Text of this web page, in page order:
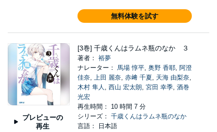
無料体験を試す
プレビューの
再生
[3巻] 千歳くんはラムネ瓶のなか ３
著者： 裕夢
ナレーター： 馬場 惇平, 奥野 香耶, 阿澄
佳奈, 上田 麗奈, 赤﨑 千夏, 天海 由梨奈,
木村 隼人 , 西山 宏太朗, 宮田 幸季, 酒巻
光宏
再生時間： 10 時間 7 分
シリーズ： 千歳くんはラムネ瓶のなか
言語： 日本語